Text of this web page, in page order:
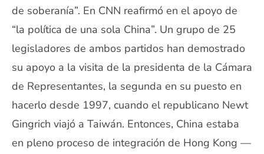
de soberanía”. En CNN reafirmó en el apoyo de
“la política de una sola China”. Un grupo de 25
legisladores de ambos partidos han demostrado
su apoyo a la visita de la presidenta de la Cámara
de Representantes, la segunda en su puesto en
hacerlo desde 1997, cuando el republicano Newt
Gingrich viajó a Taiwán. Entonces, China estaba
en pleno proceso de integración de Hong Kong —